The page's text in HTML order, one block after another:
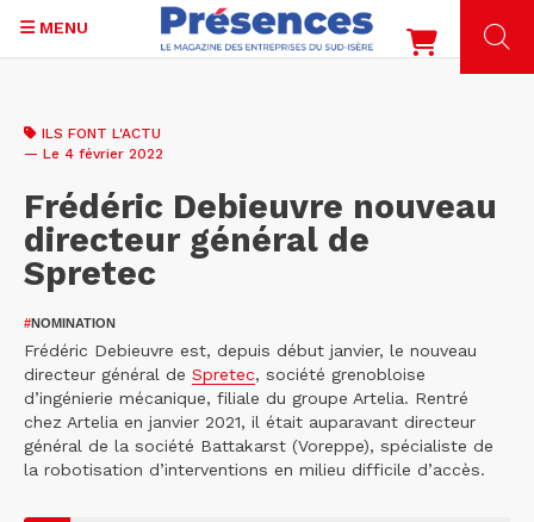
contenu
MENU
ILS FONT L'ACTU
— Le 4 février 2022
Frédéric Debieuvre nouveau
directeur général de
Spretec
#NOMINATION
Frédéric Debieuvre est, depuis début janvier, le nouveau
directeur général de Spretec, société grenobloise
d’ingénierie mécanique, filiale du groupe Artelia. Rentré
chez Artelia en janvier 2021, il était auparavant directeur
général de la société Battakarst (Voreppe), spécialiste de
la robotisation d’interventions en milieu difficile d’accès.